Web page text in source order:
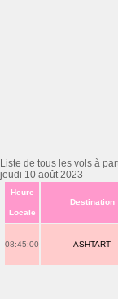
Liste de tous les vols à
jeudi 10 août 2023
Heure
Locale
Destination
08:45:00 ASHTART